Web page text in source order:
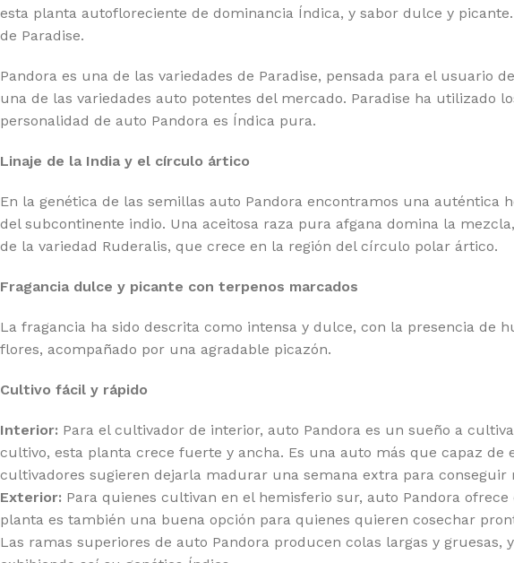
SEEDS
SEEDS
GENETICS
SEEDS
PARADISE SEEDS
PERFECT TREE
esta planta autofloreciente de dominancia Índica, y sabor dulce y
de Paradise.
Pandora es una de las variedades de Paradise, pensada para el
una de las variedades auto potentes del mercado. Paradise ha utilizado
personalidad de auto Pandora es Índica pura.
Linaje de la India y el círculo ártico
En la genética de las semillas auto Pandora encontramos una auténtica
del subcontinente indio. Una aceitosa raza pura afgana domina la
de la variedad Ruderalis, que crece en la región del círculo polar ártico.
Fragancia dulce y picante con terpenos marcados
La fragancia ha sido descrita como intensa y dulce, con la presencia de
flores, acompañado por una agradable picazón.
Cultivo fácil y rápido
Interior: Para el cultivador de interior, auto Pandora es un sueño a
cultivo, esta planta crece fuerte y ancha. Es una auto más que capaz
cultivadores sugieren dejarla madurar una semana extra para conseguir
Exterior: Para quienes cultivan en el hemisferio sur, auto Pandora
planta es también una buena opción para quienes quieren cosechar
Las ramas superiores de auto Pandora producen colas largas y